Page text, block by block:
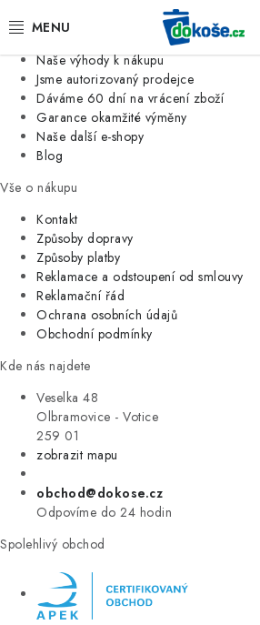
Jsme tradiční česká firma
Naše výhody k nákupu
Jsme autorizovaný prodejce
Dáváme 60 dní na vrácení zboží
Garance okamžité výměny
Naše další e-shopy
Blog
Vše o nákupu
Kontakt
Způsoby dopravy
Způsoby platby
Reklamace a odstoupení od smlouvy
Reklamační řád
Ochrana osobních údajů
Obchodní podmínky
Kde nás najdete
Veselka 48
Olbramovice - Votice
259 01
zobrazit mapu
obchod@dokose.cz
Odpovíme do 24 hodin
Spolehlivý obchod
KOŠE
SÁČKY
KUCHYNĚ
ORGANIZACE
DOMÁCNOST
ÚKLID
VÝPRODEJ
ZNAČKY
Úvod Kontakt Blog
Moje objednávka